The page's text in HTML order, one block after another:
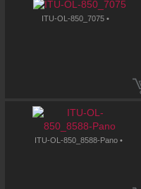
ITU-OL-850_7075 •
ITU-OL-850_8588-Pano •